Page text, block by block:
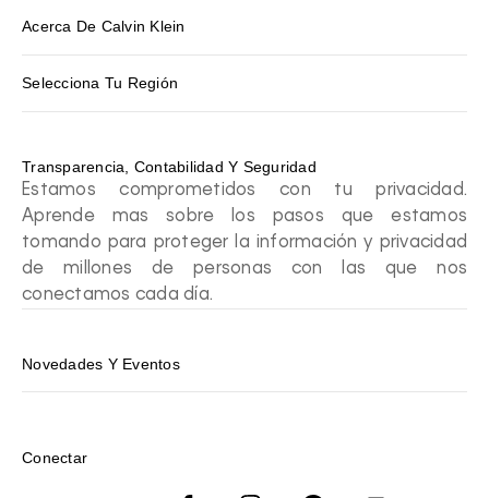
Acerca De Calvin Klein
Selecciona Tu Región
Transparencia, Contabilidad Y Seguridad
Estamos comprometidos con tu privacidad.
Aprende mas sobre los pasos que estamos
tomando para proteger la información y privacidad
de millones de personas con las que nos
conectamos cada día.
Novedades Y Eventos
Conectar